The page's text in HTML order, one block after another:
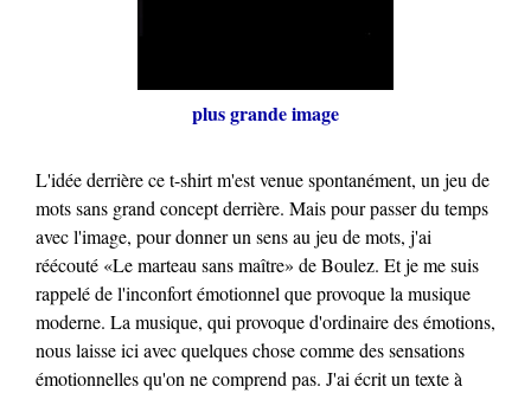
plus grande image
L'idée derrière ce t-shirt m'est venue spontanément, un jeu de
mots sans grand concept derrière. Mais pour passer du temps
avec l'image, pour donner un sens au jeu de mots, j'ai
réécouté «Le marteau sans maître» de Boulez. Et je me suis
rappelé de l'inconfort émotionnel que provoque la musique
moderne. La musique, qui provoque d'ordinaire des émotions,
nous laisse ici avec quelques chose comme des sensations
émotionnelles qu'on ne comprend pas. J'ai écrit un texte à